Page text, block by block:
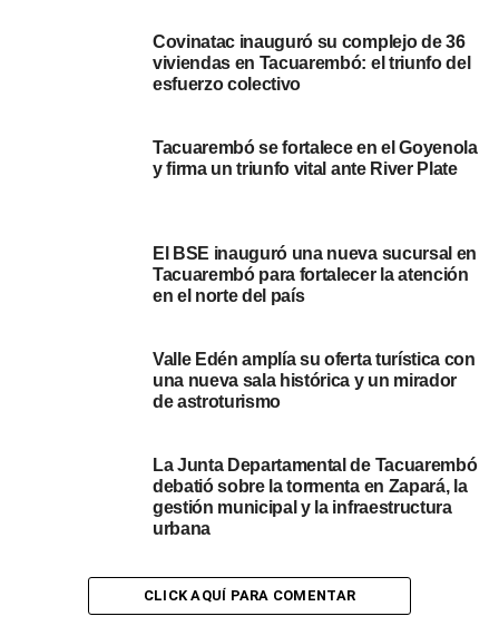
Otro punto en las declaraciones de Souza fue el progreso
de la campaña de vacunación antigripal en el
va por las 8900 dosis, que es un número bastante
importante en relación de las campañas anteriores, de
Souza también enfatizó el doble beneficio de esta
vacunación masiva. “La vacunación antigripal no solo se
ayuda al cuidado colectivo, a medida que tengamos
personas vacunadas, eso produce una inmunidad a nivel
poblacional y eso ayuda a no saturar a los servicios de
inmunidad de rebaño para proteger a toda la comunidad y
aliviar la sobrecarga en el sistema sanitario.
atención médica por un estado gripal. Los síntomas
incluyen tos, secreción nasal, mocos, fiebre y
Covinatac inauguró su complejo de 36
viviendas en Tacuarembó: el triunfo del
esfuerzo colectivo
Tacuarembó se fortalece en el Goyenola
y firma un triunfo vital ante River Plate
El BSE inauguró una nueva sucursal en
Tacuarembó para fortalecer la atención
en el norte del país
Valle Edén amplía su oferta turística con
una nueva sala histórica y un mirador
de astroturismo
La Junta Departamental de Tacuarembó
debatió sobre la tormenta en Zapará, la
gestión municipal y la infraestructura
urbana
CLICK AQUÍ PARA COMENTAR